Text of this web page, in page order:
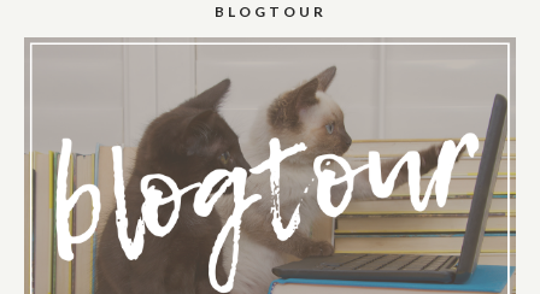
BLOGTOUR